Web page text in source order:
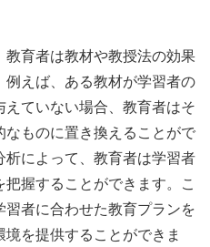
育者は教材や教授法の効果
例えば、ある教材が学習者の
ていない場合、教育者はそ
ものに置き換えることがで
析によって、教育者は学習者
握することができます。こ
者に合わせた教育プランを
を提供することができま